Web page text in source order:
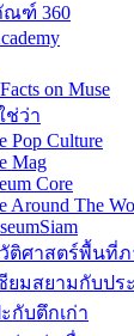
ฑ์ 360
on Muse
ช่ว่า
Pop Culture
Mag
Core
Around The
ติศาสตร์พื้นที่ภ
ยมสยามกับป
กับตึกเก่า